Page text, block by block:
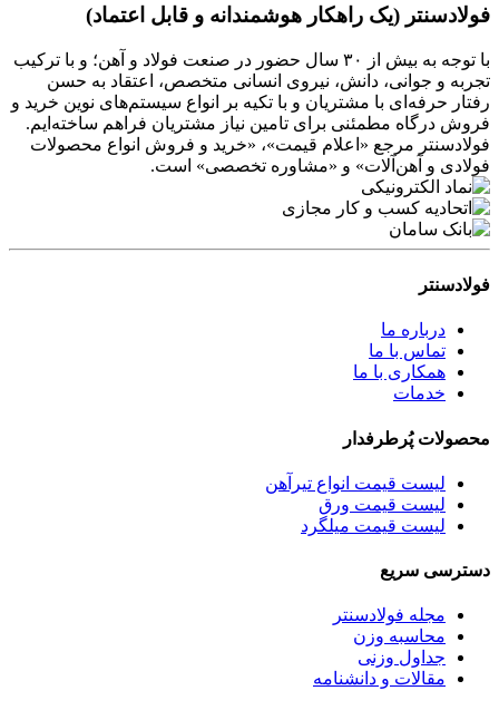
فولادسنتر (یک راهکار هوشمندانه و قابل اعتماد)
با توجه به بیش از ۳۰ سال حضور در صنعت فولاد و آهن؛ و با ترکیب
تجربه و جوانی، دانش، نیروی انسانی متخصص، اعتقاد به حسن
رفتار حرفه‌ای با مشتریان و با تکیه بر انواع سیستم‌های نوین خرید و
فروش درگاه مطمئنی برای تامین نیاز مشتریان فراهم ساخته‌ایم.
فولادسنتر مرجع «اعلام قیمت»، «خرید و فروش انواع محصولات
فولادی و آهن‌آلات» و «مشاوره تخصصی» است.
فولادسنتر
درباره ما
تماس با ما
همکاری با ما
خدمات
محصولات پُرطرفدار
لیست قیمت انواع تیرآهن
لیست قیمت ورق
لیست قیمت میلگرد
دسترسی سریع
مجله فولادسنتر
محاسبه وزن
جداول وزنی
مقالات و دانشنامه